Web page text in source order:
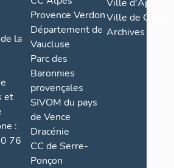
la
et
:
76
Provence Verdon
Département de
Vaucluse
Parc des
Baronnies
provençales
SIVOM du pays
de Vence
Dracénie
CC de Serre-
Ponçon
Ville d'Apt
Ville de
Archives